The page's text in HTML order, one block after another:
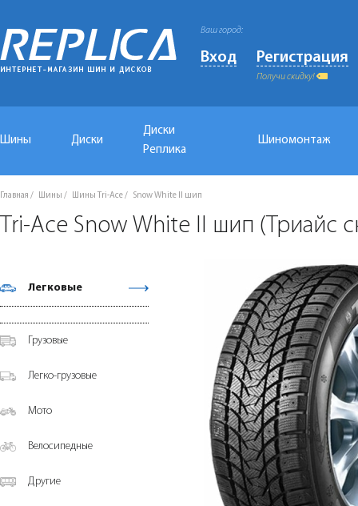
Ваш город:
Вход Регистрация
Получи скидку!
Шины Диски
Диски
Реплика
Шиномонтаж
Главная Шины Шины Tri-Ace Snow White II шип
Tri-Ace Snow White II шип (Триайс
Легковые
Грузовые
Легко-грузовые
Мото
Велосипедные
Другие